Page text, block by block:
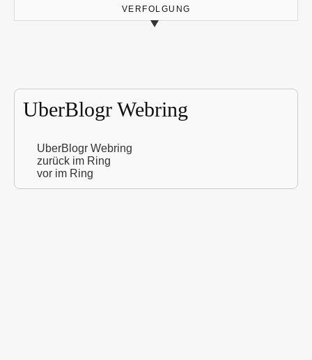
VERFOLGUNG
UberBlogr Webring
UberBlogr Webring
zurück im Ring
vor im Ring